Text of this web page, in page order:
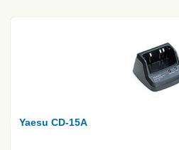
Yaesu CD-15A